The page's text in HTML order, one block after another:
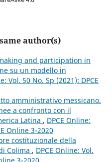
author(s)
and participation in
su un modello in
Vol. 50 No. Sp (2021): DPCE
amministrativo messicano.
a confronto con il
Latina , DPCE Online:
Online 3-2020
costituzionale della
Colima , DPCE Online: Vol.